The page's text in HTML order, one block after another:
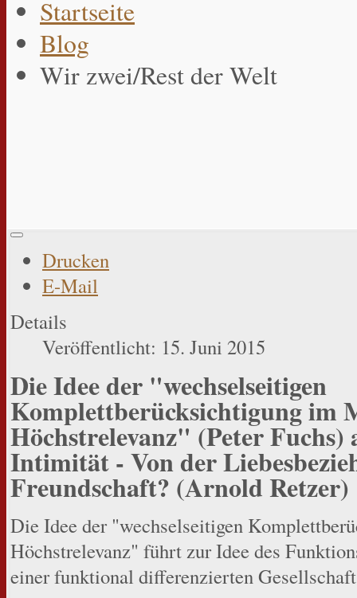
Startseite
Blog
Wir zwei/Rest der Welt
Drucken
E-Mail
Details
Veröffentlicht: 15. Juni 2015
Die Idee der "wechselseitigen
Komplettberücksichtigung im
Höchstrelevanz" (Peter Fuchs)
Intimität - Von der
Freundschaft? (Arnold Retzer)
Die Idee der "wechselseitigen
Höchstrelevanz" führt zur Idee des
einer funktional differenzierten